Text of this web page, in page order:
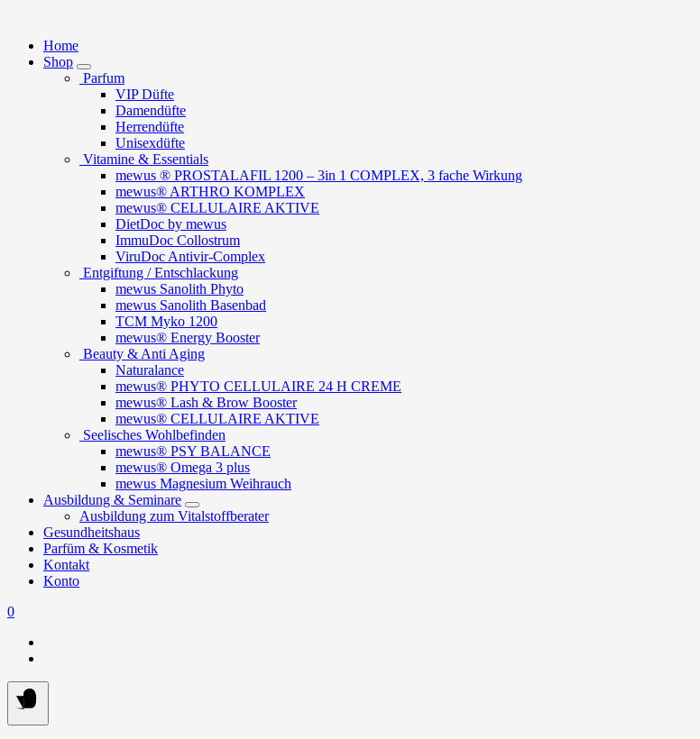
Inhalt
Home
Shop
Parfum
VIP Düfte
Damendüfte
Herrendüfte
Unisexdüfte
Vitamine & Essentials
mewus ® PROSTALAFIL 1200 – 3in 1 COMPLEX, 3 fache Wirkung
mewus® ARTHRO KOMPLEX
mewus® CELLULAIRE AKTIVE
DietDoc by mewus
ImmuDoc Collostrum
ViruDoc Antivir-Complex
Entgiftung / Entschlackung
mewus Sanolith Phyto
mewus Sanolith Basenbad
TCM Myko 1200
mewus® Energy Booster
Beauty & Anti Aging
Naturalance
mewus® PHYTO CELLULAIRE 24 H CREME
mewus® Lash & Brow Booster
mewus® CELLULAIRE AKTIVE
Seelisches Wohlbefinden
mewus® PSY BALANCE
mewus® Omega 3 plus
mewus Magnesium Weihrauch
Ausbildung & Seminare
Ausbildung zum Vitalstoffberater
Gesundheitshaus
Parfüm & Kosmetik
Kontakt
Konto
0